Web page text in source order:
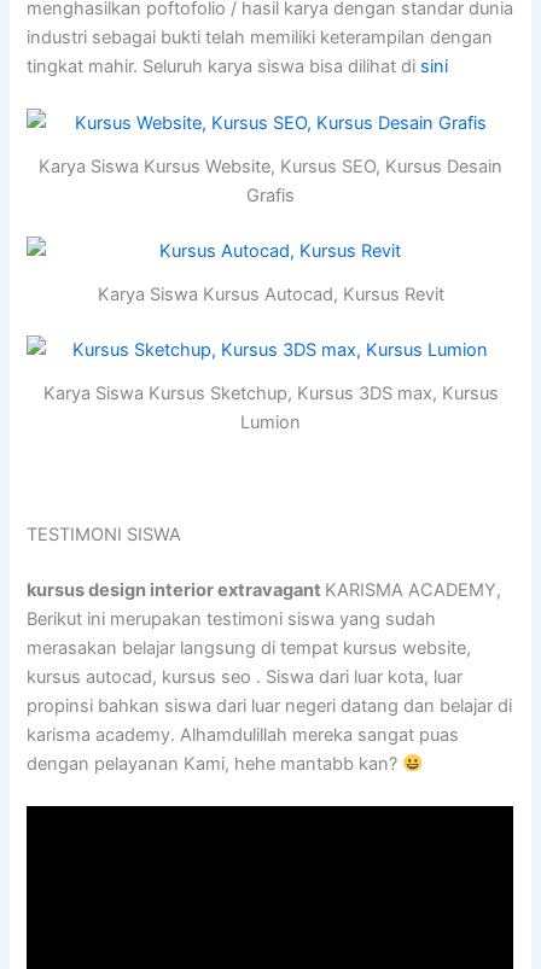
menghasilkan poftofolio / hasil karya dengan standar dunia
industri sebagai bukti telah memiliki keterampilan dengan
tingkat mahir. Seluruh karya siswa bisa dilihat di sini
Karya Siswa Kursus Website, Kursus SEO, Kursus Desain
Grafis
Karya Siswa Kursus Autocad, Kursus Revit
Karya Siswa Kursus Sketchup, Kursus 3DS max, Kursus
Lumion
TESTIMONI SISWA
kursus design interior extravagant KARISMA ACADEMY,
Berikut ini merupakan testimoni siswa yang sudah
merasakan belajar langsung di tempat kursus website,
kursus autocad, kursus seo . Siswa dari luar kota, luar
propinsi bahkan siswa dari luar negeri datang dan belajar di
karisma academy. Alhamdulillah mereka sangat puas
dengan pelayanan Kami, hehe mantabb kan?